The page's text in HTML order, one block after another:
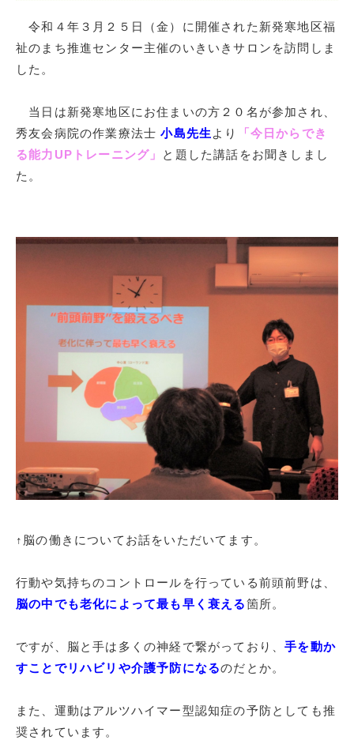
令和４年３月２５日（金）に開催された新発寒地区福
祉のまち推進センター主催のいきいきサロンを訪問しま
した。
当日は新発寒地区にお住まいの方２０名が参加され、
秀友会病院の作業療法士小島先生 より
「今日からでき
る能力UPトレーニング」 と題した講話をお聞きしまし
た。
↑脳の働きについてお話をいただいてます。
行動や気持ちのコントロールを行っている前頭前野は、
脳の中でも老化によって最も早く衰える箇所。
ですが、脳と手は多くの神経で繋がっており、手を動か
すことでリハビリや介護予防になるのだとか。
また、運動はアルツハイマー型認知症の予防としても推
奨されています。